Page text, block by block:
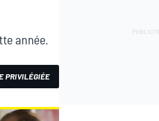
année.
PRIVILÉGIÉE